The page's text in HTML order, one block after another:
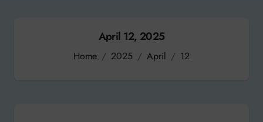
April 12, 2025
Home 2025 April 12